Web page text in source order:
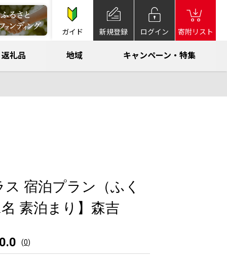
ガイド 新規登録 ログイン 寄附リスト
返礼品 地域 キャンペーン・特集
宿泊プラン（ふく
素泊まり】森吉
0.0 (0)